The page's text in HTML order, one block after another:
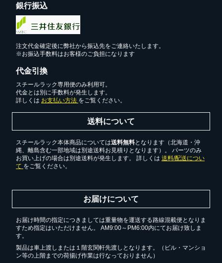
銀行振込
注文代金確定後に弊社から振込先をご連絡いたします。
※お振込手数料はお客様のご負担になります
代金引換
スチールラック専用便のみ利用可。
代金とは別に手数料が発生します。
詳しくは お支払い方法 をご覧ください。
送料について
スチールラック本体商品については送料無料となります（北海道・沖
縄、離島含む一部地域は別途送料お見積りとなります）。 パーツのみ
お買い上げの場合は別途送料が発生します。 詳しくは 送料/配送につい
て をご覧ください。
お届けについて
お届け時間の指定につきましては重量物を運送する路線混載便となりま
すため指定はいただけません。 AM9:00～PM6:00内にてお届け致しま
す。
製品は車上渡しまたは１階玄関軒先渡しとなります。（ビル・マンショ
ン等の上階までの荷揚げ作業は行なっておりません）